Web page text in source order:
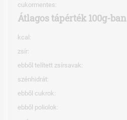
cukormentes:
Átlagos tápérték 100g-ban
kcal:
zsír:
ebből telített zsírsavak:
szénhidrát:
ebből cukrok:
ebből poliolok: